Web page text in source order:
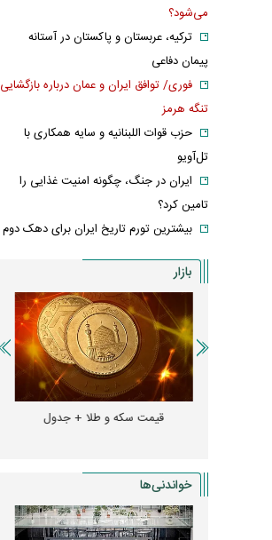
از گنبد کاووس طی ساعات اخیر پربازدید شد
های زیبای هدیه تهرانی در یک گلخانه
می‌شود؟
ترکیه، عربستان و پاکستان در آستانه
پیمان دفاعی
فوری/ توافق ایران و عمان درباره بازگشایی
تنگه هرمز
حزب قوات اللبنانیه و سایه همکاری با
تل‌آویو
ایران در جنگ، چگونه امنیت غذایی را
تامین کرد؟
بیشترین تورم تاریخ ایران برای دهک دوم
بازار
قیمت دلار، یورو و سایر ارز‌ها + جدول
خواندنی‌ها